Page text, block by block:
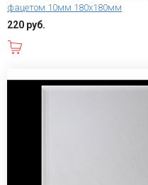
фацетом 10мм 180х180мм
220 руб.